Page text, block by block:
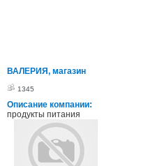
ВАЛЕРИЯ, магазин
1345
Описание компании:
продукты питания